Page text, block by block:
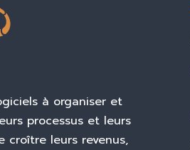
à organiser et
processus et leurs
croître leurs revenus,